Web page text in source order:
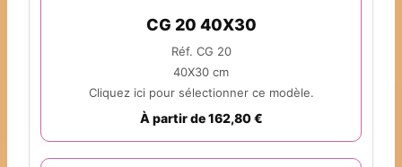
CG 20 40X30
Réf. CG 20
40X30 cm
Cliquez ici pour sélectionner ce modèle.
À partir de 162,80 €